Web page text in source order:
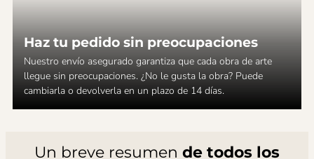
Haz tu pedido sin preocupaciones
Nuestro envío asegurado garantiza que cada obra de arte
llegue sin preocupaciones. ¿No le gusta la obra? Puede
cambiarla o devolverla en un plazo de 14 días.
Un breve resumen de todos los